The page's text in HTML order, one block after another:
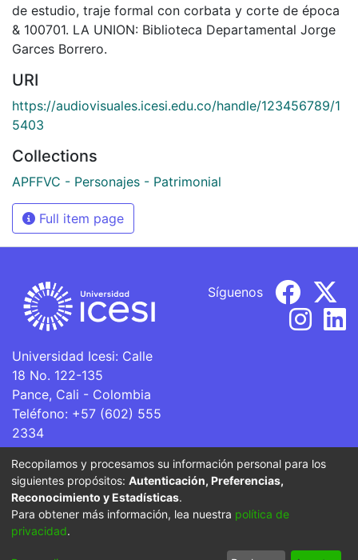
de estudio, traje formal con corbata y corte de época
& 100701. LA UNION: Biblioteca Departamental Jorge
Garces Borrero.
URI
https://audiovisuales.icesi.edu.co/handle/123456789/1
5403
Collections
APFFVC - Personajes - Patrimonial
Full item page
Universidad Icesi: Calle
18 No. 122-135
Pance, Cali - Colombia
Teléfono: +57 (602) 555
2334
ventanillaunica@icesi.edu.co
Síguenos
La Universidad Icesi es una Institución de Educación
Superior que se encuentra sujeta a inspección y vigilancia
por parte del Ministerio de Educación Nacional.
Recopilamos y procesamos su información personal para los
siguientes propósitos: Autenticación, Preferencias,
Reconocimiento y Estadísticas.
Para obtener más información, lea nuestra política de
privacidad.